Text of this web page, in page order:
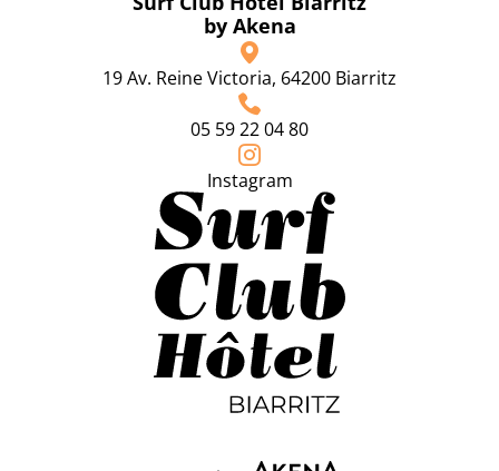
by Akena
19 Av. Reine Victoria, 64200 Biarritz
05 59 22 04 80
Instagram